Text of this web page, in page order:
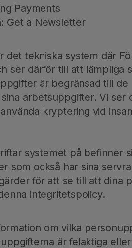
Payments
Get a Newsletter
det tekniska system där
ser därför till att lämpliga
är begränsad till
arbetsuppgifter. Vi ser
kryptering vid
systemet på befinner
som också har sina
för att se till att dina
integritetspolicy.
om vilka
är felaktiga